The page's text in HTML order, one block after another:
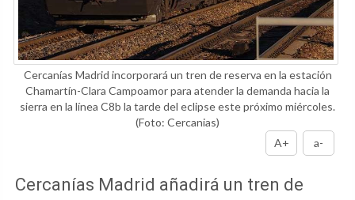
Cercanías Madrid incorporará un tren de reserva en la estación
Chamartín-Clara Campoamor para atender la demanda hacia la
sierra en la línea C8b la tarde del eclipse este próximo miércoles.
(Foto: Cercanias)
A+
a-
Cercanías Madrid añadirá un tren de